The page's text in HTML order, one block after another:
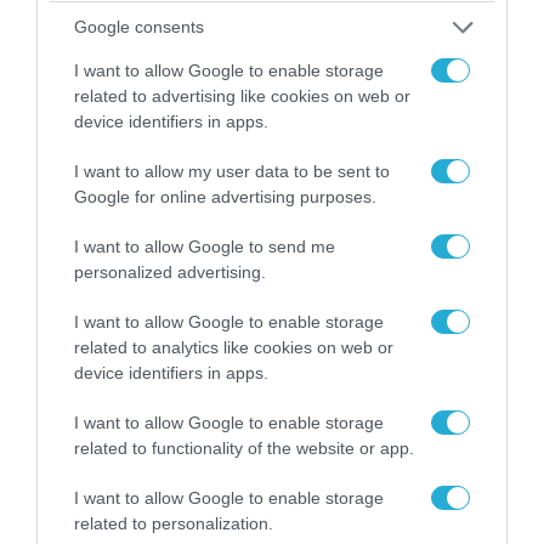
Google consents
I want to allow Google to enable storage
related to advertising like cookies on web or
device identifiers in apps.
I want to allow my user data to be sent to
Google for online advertising purposes.
I want to allow Google to send me
personalized advertising.
I want to allow Google to enable storage
related to analytics like cookies on web or
device identifiers in apps.
I want to allow Google to enable storage
related to functionality of the website or app.
I want to allow Google to enable storage
related to personalization.
εκατ.
Η σύμβαση προβλέπει την κατασκευή
εννέα επιπλέον πλοίων, καθώς και την
υποστήριξη μετά την παράδοση και την
εκπαίδευση του πληρώματος, με τη
συνολική αξία να ανέρχεται σε $5,5 δισ.
Το Ναυτικό των ΗΠΑ σχεδιάζει να
κατασκευάσει δέκα επιπλέον πλοία στο
πλαίσιο του μελλοντικού προγράμματος
φρεγατών, που περιλαμβάνει τη
ναυπήγηση συνολικά είκοσι πλοίων.
Με αυτή την επιτυχημένη έκβαση, η
μακροχρόνιας δέσμευσης. Επιπροσθέτως, η